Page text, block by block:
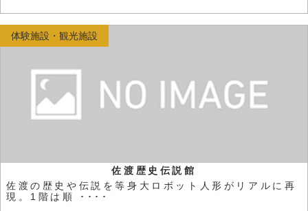
佐渡歴史伝説館
佐渡の歴史や伝説を等身大ロボット人形がリアルに再
現。1階は順 ････
体験施設・観光施設